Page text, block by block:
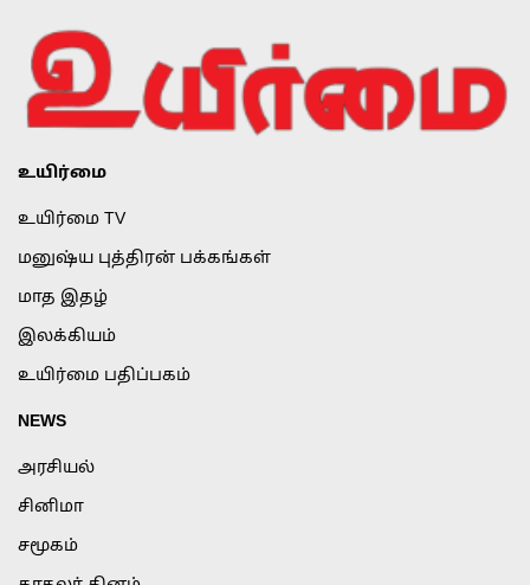
உயிர்மை
உயிர்மை TV
மனுஷ்ய புத்திரன் பக்கங்கள்
மாத இதழ்
இலக்கியம்
உயிர்மை பதிப்பகம்
NEWS
அரசியல்
சினிமா
சமூகம்